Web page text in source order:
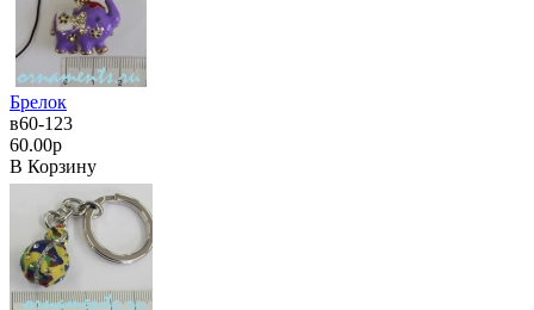
Брелок
в60-123
60.00р
В Корзину